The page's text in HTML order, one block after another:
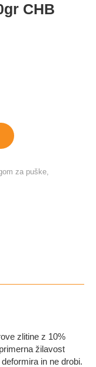
CHB
za puške,
zlitine z 10%
žilavost
in ne drobi.